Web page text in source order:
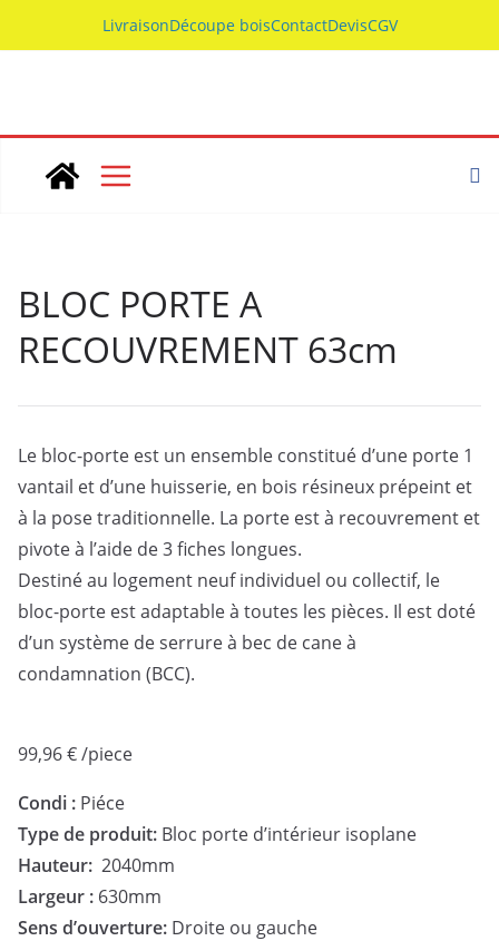
to
LivraisonDécoupe boisContactDevisCGV
BLOC PORTE A
RECOUVREMENT 63cm
Le bloc-porte est un ensemble constitué d’une porte 1
vantail et d’une huisserie, en bois résineux prépeint et
à la pose traditionnelle. La porte est à recouvrement et
pivote à l’aide de 3 fiches longues.
Destiné au logement neuf individuel ou collectif, le
bloc-porte est adaptable à toutes les pièces. Il est doté
d’un système de serrure à bec de cane à
condamnation (BCC).
99,96€/piece
Condi : Piéce
Type de produit: Bloc porte d’intérieur isoplane
Hauteur: 2040mm
Largeur : 630mm
Sens d’ouverture: Droite ou gauche